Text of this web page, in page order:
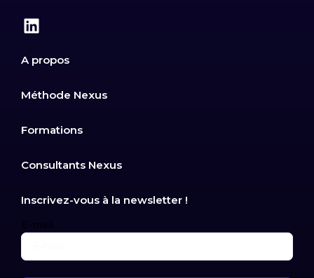
A propos
Méthode Nexus
Formations
Consultants Nexus
Inscrivez-vous à la newsletter !
E-mail